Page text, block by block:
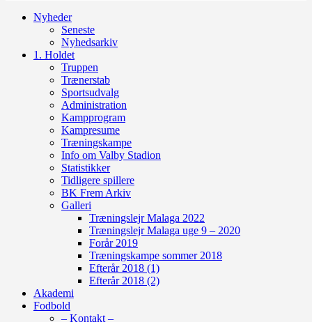
Nyheder
Seneste
Nyhedsarkiv
1. Holdet
Truppen
Trænerstab
Sportsudvalg
Administration
Kampprogram
Kampresume
Træningskampe
Info om Valby Stadion
Statistikker
Tidligere spillere
BK Frem Arkiv
Galleri
Træningslejr Malaga 2022
Træningslejr Malaga uge 9 – 2020
Forår 2019
Træningskampe sommer 2018
Efterår 2018 (1)
Efterår 2018 (2)
Akademi
Fodbold
– Kontakt –